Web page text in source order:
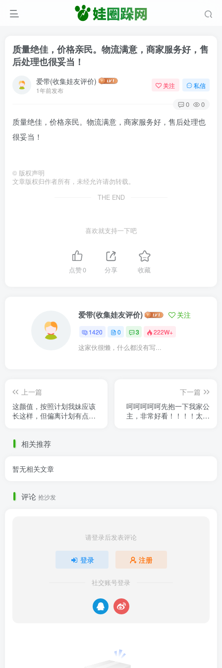
质量绝佳，价格亲民。物流满意，商家服务好，售
后处理也很妥当！
爱带(收集娃友评价)
1年前发布
关注 私信
0 0
质量绝佳，价格亲民。物流满意，商家服务好，售后处理也
很妥当！
© 版权声明
文章版权归作者所有，未经允许请勿转载。
THE END
喜欢就支持一下吧
点赞0 分享 收藏
爱带(收集娃友评价) 关注
1420 0 3 222W+
这家伙很懒，什么都没有写...
上一篇
这颜值，按照计划我妹应该
长这样，但偏离计划有点
啊～ ......
下一篇
呵呵呵呵呵先抱一下我家公
主，非常好看！！！！太多
相关推荐
暂无相关文章
评论 抢沙发
请登录后发表评论
登录 注册
社交账号登录